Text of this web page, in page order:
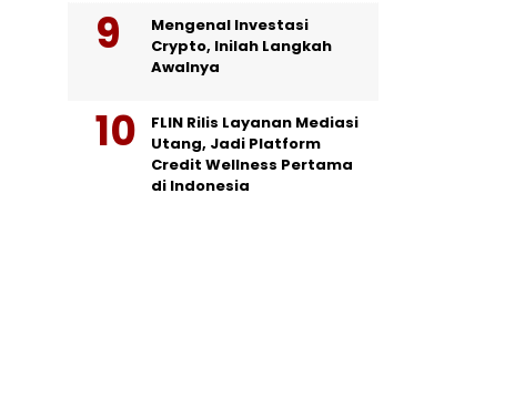
Mengenal Investasi
Crypto, Inilah Langkah
Awalnya
FLIN Rilis Layanan Mediasi
Utang, Jadi Platform
Credit Wellness Pertama
di Indonesia